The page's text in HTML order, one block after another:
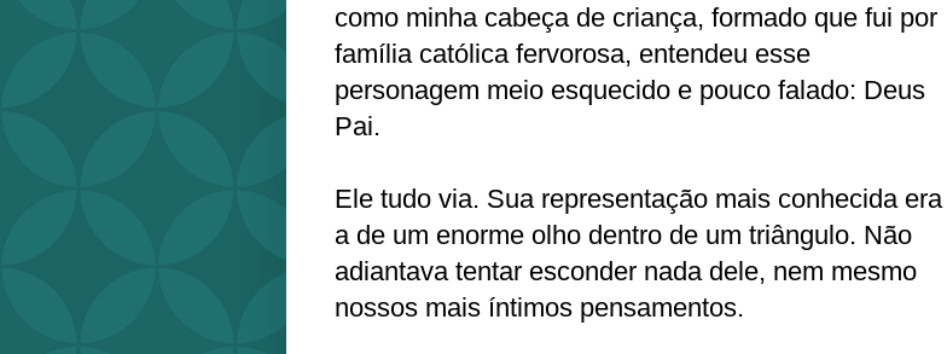
como minha cabeça de criança, formado que fui por
família católica fervorosa, entendeu esse
personagem meio esquecido e pouco falado: Deus
Pai.
Ele tudo via. Sua representação mais conhecida era
a de um enorme olho dentro de um triângulo. Não
adiantava tentar esconder nada dele, nem mesmo
nossos mais íntimos pensamentos.